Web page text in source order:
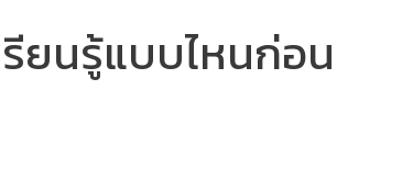
ยนรู้แบบไหนก่อน